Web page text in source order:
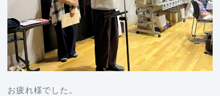
お疲れ様でした。